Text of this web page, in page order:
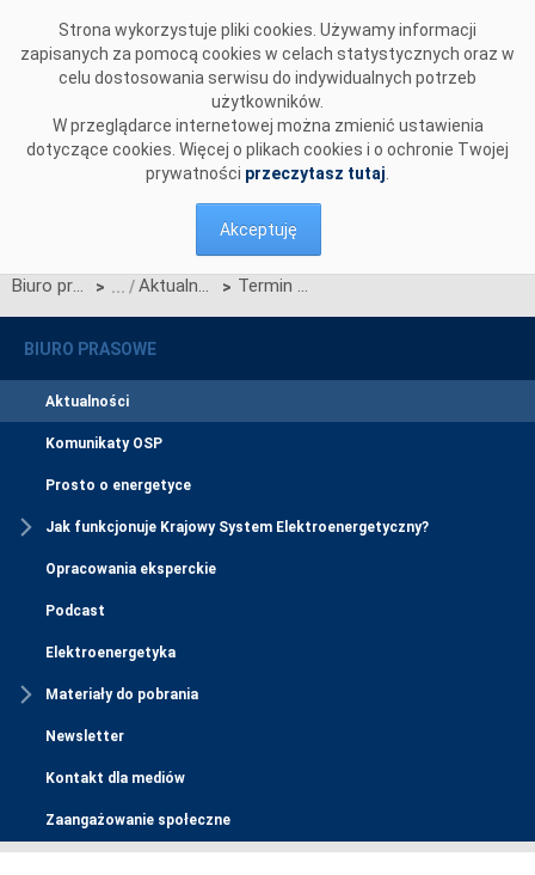
Strona wykorzystuje pliki cookies. Używamy informacji
zapisanych za pomocą cookies w celach statystycznych oraz w
celu dostosowania serwisu do indywidualnych potrzeb
użytkowników.
W przeglądarce internetowej można zmienić ustawienia
dotyczące cookies. Więcej o plikach cookies i o ochronie Twojej
prywatności przeczytasz tutaj
Akceptuję
Biuro prasowe > Aktualności > Termin migracji danych do CSIRE – Okno 3 (1 lipca 2026)
BIURO PRASOWE
Aktualności
Komunikaty OSP
Prosto o energetyce
Jak funkcjonuje Krajowy System Elektroenergetyczny?
Opracowania eksperckie
Podcast
Elektroenergetyka
Materiały do pobrania
Newsletter
Kontakt dla mediów
Zaangażowanie społeczne